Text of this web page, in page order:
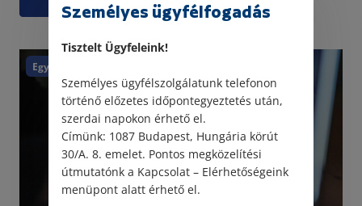
Egyéb
Személyes ügyfélfogadás
Tisztelt Ügyfeleink!
Személyes ügyfélszolgálatunk telefonon
történő előzetes időpontegyeztetés után,
szerdai napokon érhető el.
Címünk: 1087 Budapest, Hungária körút
30/A. 8. emelet. Pontos megközelítési
útmutatónk a Kapcsolat – Elérhetőségeink
menüpont alatt érhető el.